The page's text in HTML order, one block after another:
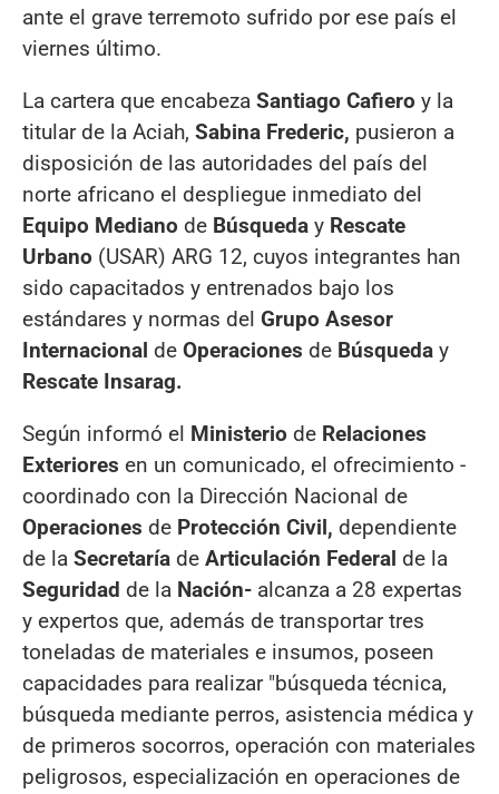
ante el grave terremoto sufrido por ese país el
viernes último.
La cartera que encabeza Santiago Cafiero y la
titular de la Aciah, Sabina Frederic, pusieron a
disposición de las autoridades del país del
norte africano el despliegue inmediato del
Equipo Mediano de Búsqueda y Rescate
Urbano (USAR) ARG 12, cuyos integrantes han
sido capacitados y entrenados bajo los
estándares y normas del Grupo Asesor
Internacional de Operaciones de Búsqueda y
Rescate Insarag.
Según informó el Ministerio de Relaciones
Exteriores en un comunicado, el ofrecimiento -
coordinado con la Dirección Nacional de
Operaciones de Protección Civil, dependiente
de la Secretaría de Articulación Federal de la
Seguridad de la Nación- alcanza a 28 expertas
y expertos que, además de transportar tres
toneladas de materiales e insumos, poseen
capacidades para realizar "búsqueda técnica,
búsqueda mediante perros, asistencia médica y
de primeros socorros, operación con materiales
peligrosos, especialización en operaciones de